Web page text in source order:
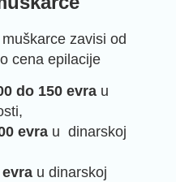
zavisi od
cena epilacije
do 150 evra u
evra u dinarskoj
u dinarskoj